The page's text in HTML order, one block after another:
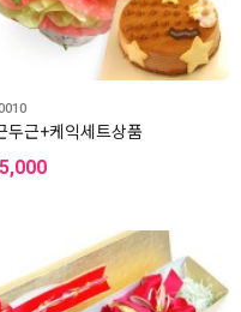
두근+케익세트상품